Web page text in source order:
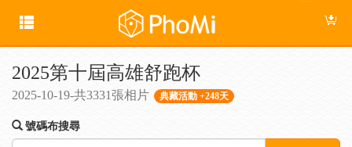
2025第十屆高雄舒跑杯
2025-10-19-共3331張相片 典藏活動 +248天
號碼布搜尋